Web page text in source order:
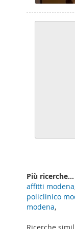
Più ricerche...
affitti modena
policlinico
modena,